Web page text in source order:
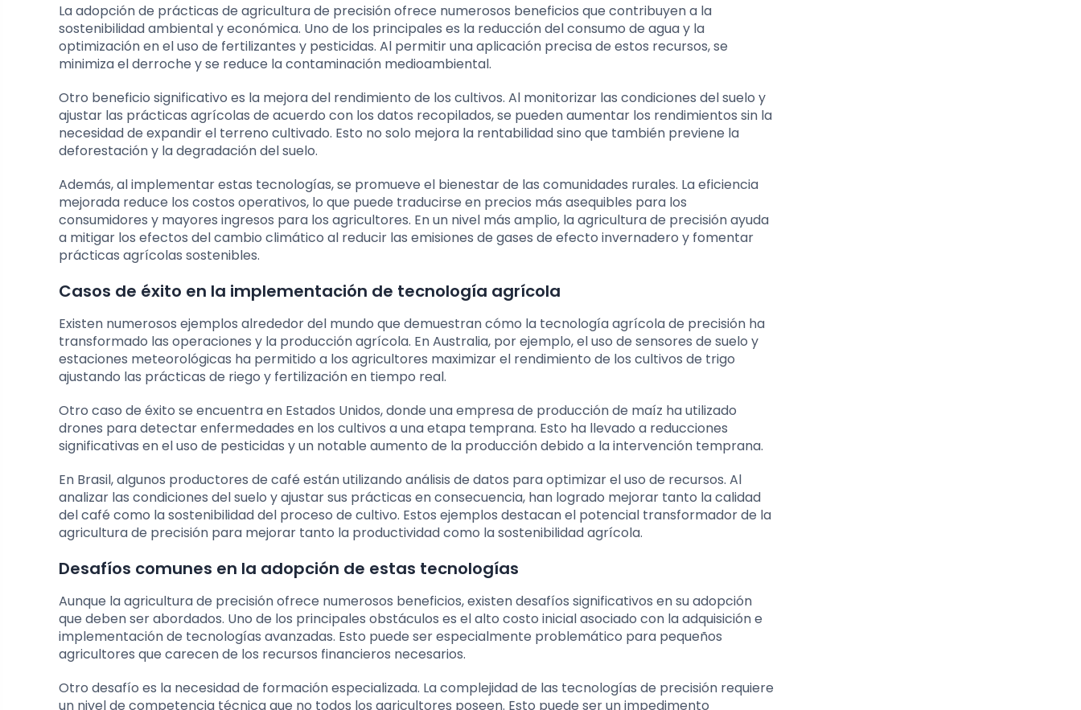
La adopción de prácticas de agricultura de precisión ofrece numerosos beneficios que contribuyen a la
sostenibilidad ambiental y económica. Uno de los principales es la reducción del consumo de agua y la
optimización en el uso de fertilizantes y pesticidas. Al permitir una aplicación precisa de estos recursos, se
minimiza el derroche y se reduce la contaminación medioambiental.
Otro beneficio significativo es la mejora del rendimiento de los cultivos. Al monitorizar las condiciones del suelo y
ajustar las prácticas agrícolas de acuerdo con los datos recopilados, se pueden aumentar los rendimientos sin la
necesidad de expandir el terreno cultivado. Esto no solo mejora la rentabilidad sino que también previene la
deforestación y la degradación del suelo.
Además, al implementar estas tecnologías, se promueve el bienestar de las comunidades rurales. La eficiencia
mejorada reduce los costos operativos, lo que puede traducirse en precios más asequibles para los
consumidores y mayores ingresos para los agricultores. En un nivel más amplio, la agricultura de precisión ayuda
a mitigar los efectos del cambio climático al reducir las emisiones de gases de efecto invernadero y fomentar
prácticas agrícolas sostenibles.
Casos de éxito en la implementación de tecnología agrícola
Existen numerosos ejemplos alrededor del mundo que demuestran cómo la tecnología agrícola de precisión ha
transformado las operaciones y la producción agrícola. En Australia, por ejemplo, el uso de sensores de suelo y
estaciones meteorológicas ha permitido a los agricultores maximizar el rendimiento de los cultivos de trigo
ajustando las prácticas de riego y fertilización en tiempo real.
Otro caso de éxito se encuentra en Estados Unidos, donde una empresa de producción de maíz ha utilizado
drones para detectar enfermedades en los cultivos a una etapa temprana. Esto ha llevado a reducciones
significativas en el uso de pesticidas y un notable aumento de la producción debido a la intervención temprana.
En Brasil, algunos productores de café están utilizando análisis de datos para optimizar el uso de recursos. Al
analizar las condiciones del suelo y ajustar sus prácticas en consecuencia, han logrado mejorar tanto la calidad
del café como la sostenibilidad del proceso de cultivo. Estos ejemplos destacan el potencial transformador de la
agricultura de precisión para mejorar tanto la productividad como la sostenibilidad agrícola.
Desafíos comunes en la adopción de estas tecnologías
Aunque la agricultura de precisión ofrece numerosos beneficios, existen desafíos significativos en su adopción
que deben ser abordados. Uno de los principales obstáculos es el alto costo inicial asociado con la adquisición e
implementación de tecnologías avanzadas. Esto puede ser especialmente problemático para pequeños
agricultores que carecen de los recursos financieros necesarios.
Otro desafío es la necesidad de formación especializada. La complejidad de las tecnologías de precisión requiere
un nivel de competencia técnica que no todos los agricultores poseen. Esto puede ser un impedimento